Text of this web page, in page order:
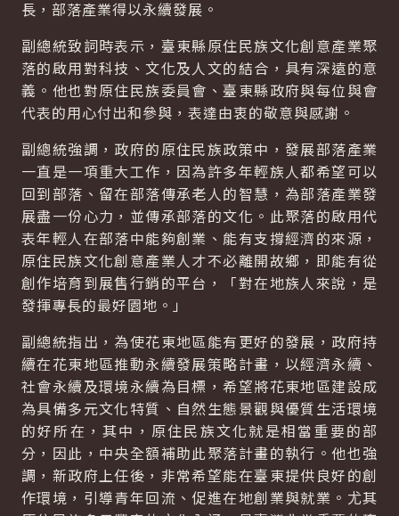
長，部落產業得以永續發展。
副總統致詞時表示，臺東縣原住民族文化創意產業聚
落的啟用對科技、文化及人文的結合，具有深遠的意
義。他也對原住民族委員會、臺東縣政府與每位與會
代表的用心付出和參與，表達由衷的敬意與感謝。
副總統強調，政府的原住民族政策中，發展部落產業
一直是一項重大工作，因為許多年輕族人都希望可以
回到部落、留在部落傳承老人的智慧，為部落產業發
展盡一份心力，並傳承部落的文化。此聚落的啟用代
表年輕人在部落中能夠創業、能有支撐經濟的來源，
原住民族文化創意產業人才不必離開故鄉，即能有從
創作培育到展售行銷的平台，「對在地族人來說，是
發揮專長的最好園地。」
副總統指出，為使花東地區能有更好的發展，政府持
續在花東地區推動永續發展策略計畫，以經濟永續、
社會永續及環境永續為目標，希望將花東地區建設成
為具備多元文化特質、自然生態景觀與優質生活環境
的好所在，其中，原住民族文化就是相當重要的部
分，因此，中央全額補助此聚落計畫的執行。他也強
調，新政府上任後，非常希望能在臺東提供良好的創
作環境，引導青年回流、促進在地創業與就業。尤其